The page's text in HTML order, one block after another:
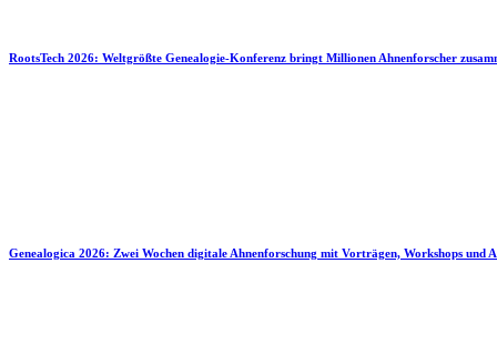
RootsTech 2026: Weltgrößte Genealogie-Konferenz bringt Millionen Ahnenforscher
Genealogica 2026: Zwei Wochen digitale Ahnenforschung mit Vorträgen, Workshops und